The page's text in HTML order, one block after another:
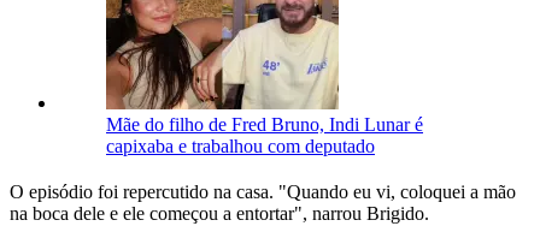
Mãe do filho de Fred Bruno, Indi Lunar é
capixaba e trabalhou com deputado
O episódio foi repercutido na casa. "Quando eu vi, coloquei a mão
na boca dele e ele começou a entortar", narrou Brigido.